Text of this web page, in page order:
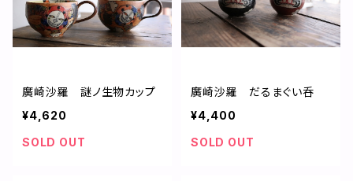
廣崎沙羅 謎ノ生物カップ
¥4,620
SOLD OUT
廣崎沙羅 だるまぐい呑
¥4,400
SOLD OUT